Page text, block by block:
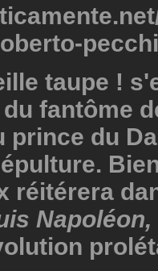
taupe !
fantôme
prince du
réitérera
Napoléon,